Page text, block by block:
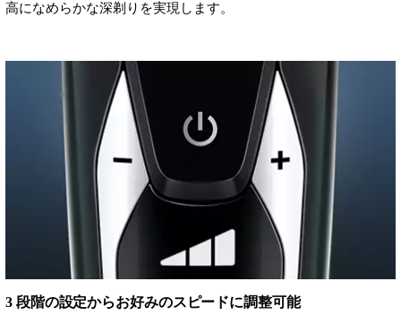
高になめらかな深剃りを実現します。
3 段階の設定からお好みのスピードに調整可能